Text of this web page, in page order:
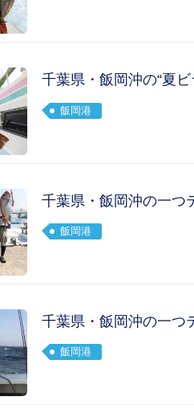
千葉県・飯岡沖の“夏
飯岡港
千葉県・飯岡沖の一つ
飯岡港
千葉県・飯岡沖の一つ
飯岡港